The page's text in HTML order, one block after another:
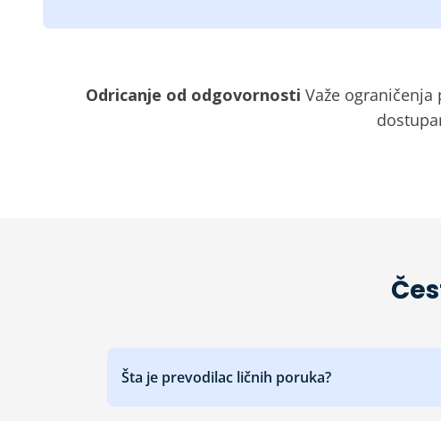
Odricanje od odgovornosti Važe
Šta je prevodilac ličnih poruka?